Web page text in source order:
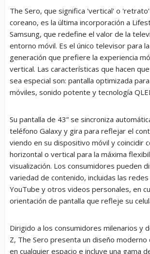
The Sero, que significa 'vertical' o
coreano, es la última incorporación a
Samsung, que redefine el valor de la
entorno móvil. Es el único televisor para
generación que prefiere la experiencia
vertical. Las características que hacen
sea especial son: pantalla optimizada
móviles, sonido potente y tecnología
Su pantalla de 43” se sincroniza
teléfono Galaxy y gira para reflejar el
viendo en su dispositivo móvil y coincidir
horizontal o vertical para la máxima
visualización. Los consumidores pueden
variedad de contenido, incluidas las redes
YouTube y otros videos personales, en
orientación de pantalla que refleje su
Dirigido a los consumidores milenarios y
Z, The Sero presenta un diseño moderno
en cualquier espacio e incluye una gama